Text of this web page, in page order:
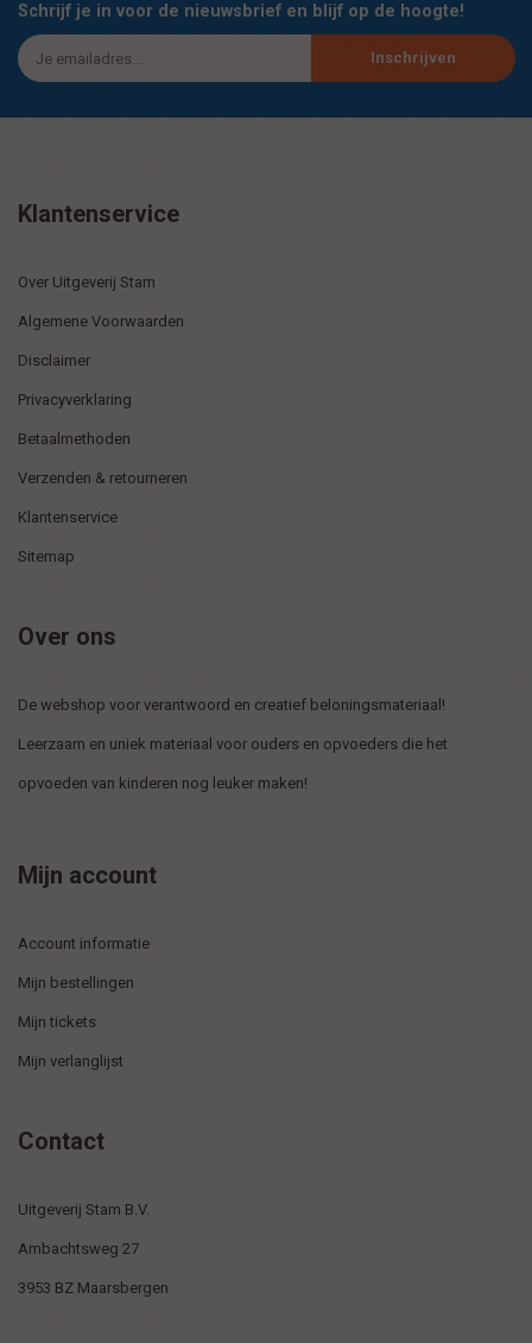
Schrijf je in voor de nieuwsbrief en blijf op de hoogte!
Inschrijven
Klantenservice
Over Uitgeverij Stam
Algemene Voorwaarden
Disclaimer
Privacyverklaring
Betaalmethoden
Verzenden & retourneren
Klantenservice
Sitemap
Over ons
De webshop voor verantwoord en creatief beloningsmateriaal!
Leerzaam en uniek materiaal voor ouders en opvoeders die het
opvoeden van kinderen nog leuker maken!
Mijn account
Account informatie
Mijn bestellingen
Mijn tickets
Mijn verlanglijst
Contact
Uitgeverij Stam B.V.
Ambachtsweg 27
3953 BZ Maarsbergen